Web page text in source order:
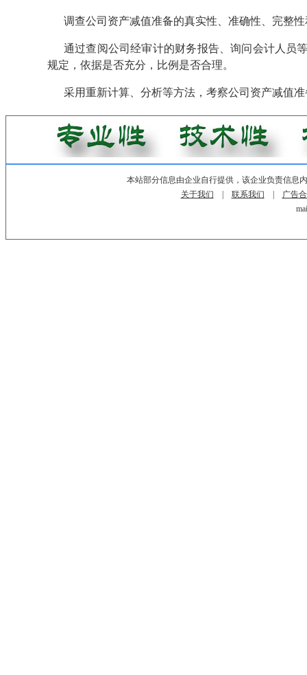
调查公司资产减值准备的真实性、准确性、完整
通过查阅公司经审计的财务报告、询问会计人员
规定，依据是否充分，比例是否合理。
采用重新计算、分析等方法，考察公司资产减值
本站部分信息由企业自行提供，该企业负责信息
关于我们
联系我们
广告